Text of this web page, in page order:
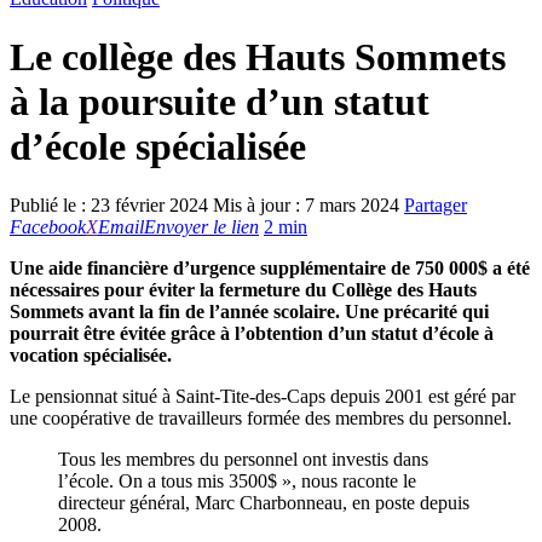
Le collège des Hauts Sommets
à la poursuite d’un statut
d’école spécialisée
Publié le : 23 février 2024 Mis à jour : 7 mars 2024 Partager
FacebookXEmailEnvoyer le lien 2 min
Une aide financière d’urgence supplémentaire de 750 000$ a été
nécessaires pour éviter la fermeture du Collège des Hauts
Sommets avant la fin de l’année scolaire. Une précarité qui
pourrait être évitée grâce à l’obtention d’un statut d’école à
vocation spécialisée.
Le pensionnat situé à Saint-Tite-des-Caps depuis 2001 est géré par
une coopérative de travailleurs formée des membres du personnel.
Tous les membres du personnel ont investis dans
l’école. On a tous mis 3500$ », nous raconte le
directeur général, Marc Charbonneau, en poste depuis
2008.